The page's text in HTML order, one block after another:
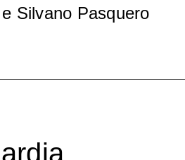
Silvano Pasquero